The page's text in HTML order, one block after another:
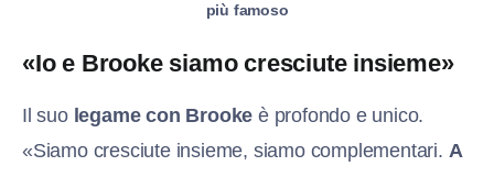
più famoso
«Io e Brooke siamo cresciute insieme»
Il suo legame con Brooke è profondo e unico.
«Siamo cresciute insieme, siamo complementari. A